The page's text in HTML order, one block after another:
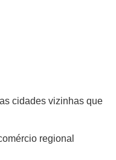
cidades vizinhas que
regional